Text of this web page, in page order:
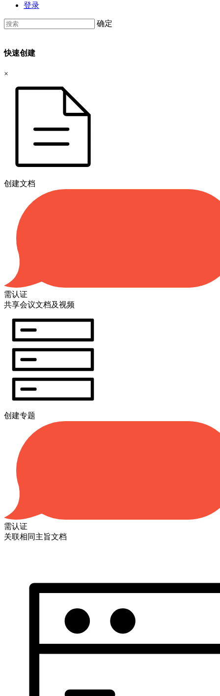
登录
确定
快速创建
×
创建文档
需认证
共享会议文档及视频
创建专题
需认证
关联相同主旨文档